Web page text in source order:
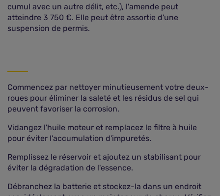
cumul avec un autre délit, etc.), l'amende peut
atteindre 3 750 €. Elle peut être assortie d'une
suspension de permis.
Commencez par nettoyer minutieusement votre deux-
roues pour éliminer la saleté et les résidus de sel qui
peuvent favoriser la corrosion.
Vidangez l'huile moteur et remplacez le filtre à huile
pour éviter l'accumulation d'impuretés.
Remplissez le réservoir et ajoutez un stabilisant pour
éviter la dégradation de l'essence.
Débranchez la batterie et stockez-la dans un endroit